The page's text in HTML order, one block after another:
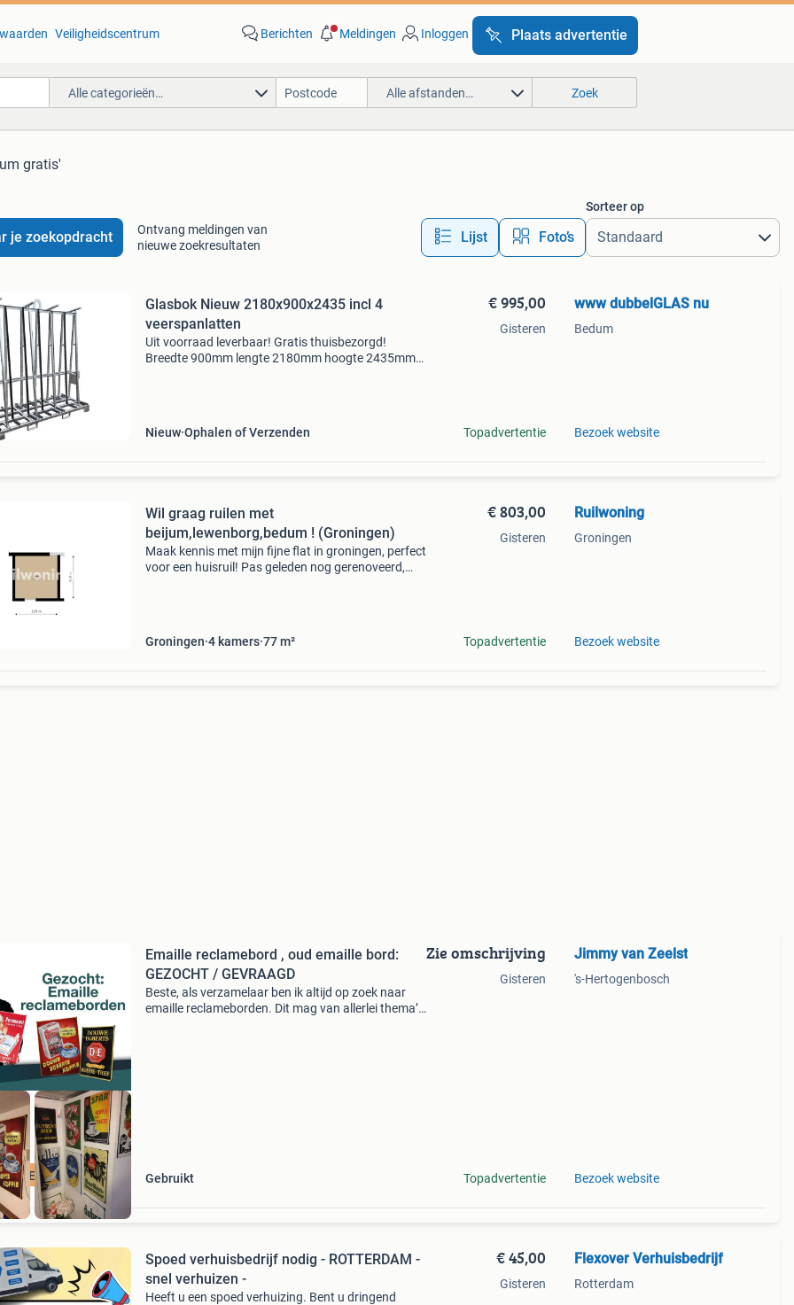
Veiligheidscentrum Berichten Meldingen Inloggen Plaats advertentie
Alle categorieën… Alle afstanden… Zoek
gratis'
je zoekopdracht
Ontvang meldingen van
nieuwe zoekresultaten
Lijst Foto’s
Sorteer op
Glasbok Nieuw 2180x900x2435 incl 4
veerspanlatten
Uit voorraad leverbaar! Gratis thuisbezorgd!
Breedte 900mm lengte 2180mm hoogte 2435mm
Nieuw Ophalen of Verzenden
€ 995,00
Gisteren
Topadvertentie
www dubbelGLAS nu
Bedum
Bezoek website
Wil graag ruilen met
beijum,lewenborg,bedum ! (Groningen)
Maak kennis met mijn fijne flat in groningen, perfect
voor een huisruil! Pas geleden nog gerenoveerd,
Groningen 4 kamers 77m²
€ 803,00
Gisteren
Topadvertentie
Ruilwoning
Groningen
Bezoek website
Emaille reclamebord , oud emaille bord:
GEZOCHT / GEVRAAGD
Beste, als verzamelaar ben ik altijd op zoek naar
emaille reclameborden. Dit mag van allerlei thema’s
Gebruikt
Zie omschrijving
Gisteren
Topadvertentie
Jimmy van Zeelst
's-Hertogenbosch
Bezoek website
Spoed verhuisbedrijf nodig - ROTTERDAM -
snel verhuizen -
Heeft u een spoed verhuizing. Bent u dringend
€ 45,00
Gisteren
Flexover Verhuisbedrijf
Rotterdam